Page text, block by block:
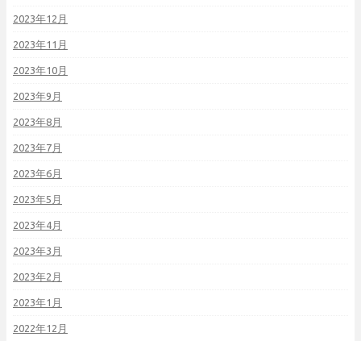
2023年12月
2023年11月
2023年10月
2023年9月
2023年8月
2023年7月
2023年6月
2023年5月
2023年4月
2023年3月
2023年2月
2023年1月
2022年12月